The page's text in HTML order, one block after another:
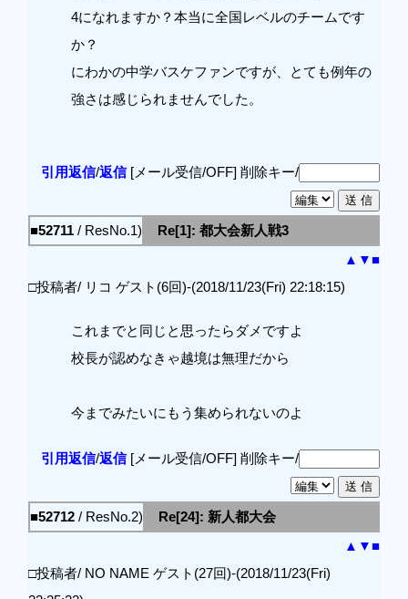
4になれますか？本当に全国レベルのチームです
か？
にわかの中学バスケファンですが、とても例年の
強さは感じられませんでした。
引用返信/返信[メール受信/OFF] 削除キー/
■52711 / ResNo.1)
Re[1]: 都大会新人戦3
▲ ▼■
□投稿者/ リコ ゲスト(6回)-(2018/11/23(Fri) 22:18:15)
これまでと同じと思ったらダメですよ
校長が認めなきゃ越境は無理だから
今までみたいにもう集められないのよ
引用返信/返信[メール受信/OFF] 削除キー/
■52712 / ResNo.2)
Re[24]: 新人都大会
▲ ▼■
□投稿者/ NO NAME ゲスト(27回)-(2018/11/23(Fri)